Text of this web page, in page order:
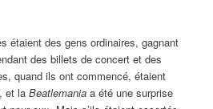
étaient des gens ordinaires, gagnant
des billets de concert et des
quand ils ont commencé, étaient
et laBeatlemania a été une surprise